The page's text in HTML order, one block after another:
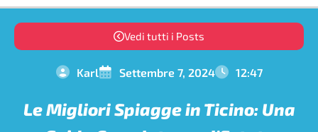
Vedi tutti i Posts
Karl Settembre 7, 2024 12:47
Le Migliori Spiagge in Ticino: Una